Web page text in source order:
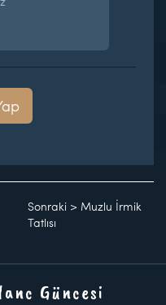
Sonraki > Muzlu İrmik
Tatlısı
Güncesi